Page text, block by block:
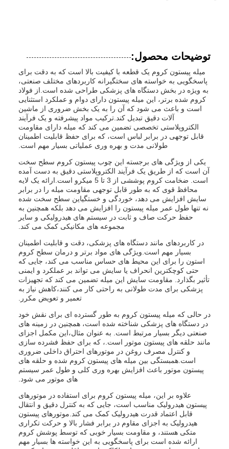
توضیحات محصول:
میله پیستون کروم یک قطعه با کیفیت بالا است که به دقت برای
پاسخگویی به خواسته های سختگیرانه کاربردهای مختلف صنعتی،
به ویژه در بخش دستگاه های پزشکی طراحی شده است.از فولاد
کروم شده برتر، این میله پیستون دارای دوام و عملکرد استثنایی
است و باعث می شود که آن را به یک بخش ضروری از ماشین
آلات دقیق تبدیل کند.ترکیب مواد پیشرفته و یک فرآیند
الکتروپلاستی تخصصی تضمین می کند که میله دارای مقاومت
قابل توجهی در برابر لباس است، که برای حفظ قابلیت اطمینان
طولانی مدت و بهره وری عملیاتی بسیار مهم است.
یکی از ویژگی های برجسته این چوب پیستون کروم سطح سخت
آن است که از طریق یک فرآیند الکتروپلاستی دقیق به دست آمده
است. ضخامت کروم پوششی از 3 تا 5 میکرو است.ارائه یک لایه
محافظ قوی که به طور قابل توجهی مقاومت میله را در برابر
سایش افزایش می دهد، خوردگی و خستگیاین سطح سخت شده
نه تنها طول عمر میله پیستون را افزایش می دهد بلکه همچنین به
حفظ حرکت صاف و ثابت در سیستم های هیدرولیکی و سایر
مجموعه های مکانیکی کمک می کند.
در کاربردهای مانند دستگاه های پزشکی، دقت و قابلیت اطمینان
بسیار مهم است.ویژگی های مواد برتر و درمان سطح کروم
استون را برای این محیط های حساس مناسب می کند، جایی که
حتی کوچکترین انحراف یا سایش می تواند بر عملکرد و ایمنی
تأثیر بگذارد. مقاومت سایش این میله تضمین می کند که تجهیزات
پزشکی برای مدت طولانی به راحتی کار می کنند،کاهش نیاز به
تعمیر و تعویض مکرر.
در حالی که میله پیستون کروم به طور گسترده ای برای نقش خود
در دستگاه های پزشکی شناخته شده است، همچنین در زمینه های
صنعتی دیگر بسیار مرتبط است. به عنوان مثال،این مکمل اجزای
مانند حلقه های پیستون موتور است.، که برای حفظ فشرده سازی
و کنترل مصرف روغن در موتورهای احتراق داخلی ضروری
است.همبستگی بین میله های پیستون کروم شده و حلقه های
پیستون موتور باعث افزایش بهره وری کلی و طول عمر سیستم
های موتور می شود.
علاوه بر این، میله پیستون کروم برای استفاده در موتورهای
پیستون هیدرولیک مناسب است، جایی که به کنترل دقیق و انتقال
قابل اعتماد قدرت هیدرولیک کمک می کند.موتورهای پیستون
هیدرولیک به اجزای مقاوم در برابر فشار بالا و حرکت تکراری
متکی هستند، و مقاومت بسیار خوبی که توسط پوشش کروم
ارائه شده است برای پاسخگویی به این خواسته ها بسیار مهم